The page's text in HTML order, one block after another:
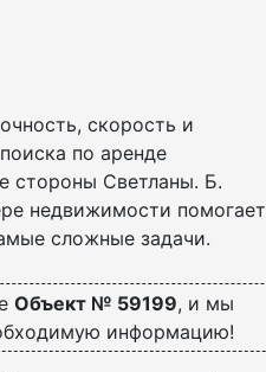
скорость и
по аренде
стороны Светланы. Б.
недвижимости помогает
сложные задачи.
Объект № 59199, и мы
информацию!